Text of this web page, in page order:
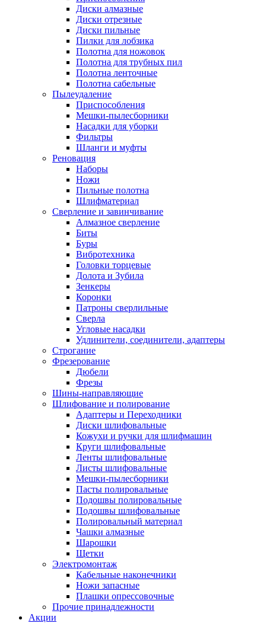
Диски алмазные
Диски отрезные
Диски пильные
Пилки для лобзика
Полотна для ножовок
Полотна для трубных пил
Полотна ленточные
Полотна сабельные
Пылеудаление
Приспособления
Мешки-пылесборники
Насадки для уборки
Фильтры
Шланги и муфты
Реновация
Наборы
Ножи
Пильные полотна
Шлифматериал
Сверление и завинчивание
Алмазное сверление
Биты
Буры
Вибротехника
Головки торцевые
Долота и Зубила
Зенкеры
Коронки
Патроны сверлильные
Сверла
Угловые насадки
Удлинители, соединители, адаптеры
Строгание
Фрезерование
Дюбели
Фрезы
Шины-направляющие
Шлифование и полирование
Адаптеры и Переходники
Диски шлифовальные
Кожухи и ручки для шлифмашин
Круги шлифовальные
Ленты шлифовальные
Листы шлифовальные
Мешки-пылесборники
Пасты полировальные
Подошвы полировальные
Подошвы шлифовальные
Полировальный материал
Чашки алмазные
Шарошки
Щетки
Электромонтаж
Кабельные наконечники
Ножи запасные
Плашки опрессовочные
Прочие принадлежности
Акции